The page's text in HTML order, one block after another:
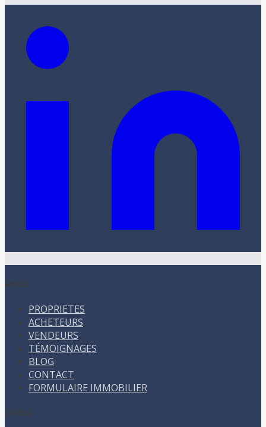
MENU
PROPRIETES
ACHETEURS
VENDEURS
TÉMOIGNAGES
BLOG
CONTACT
FORMULAIRE IMMOBILIER
OUTILS